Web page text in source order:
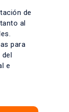
de
al
para
del
e